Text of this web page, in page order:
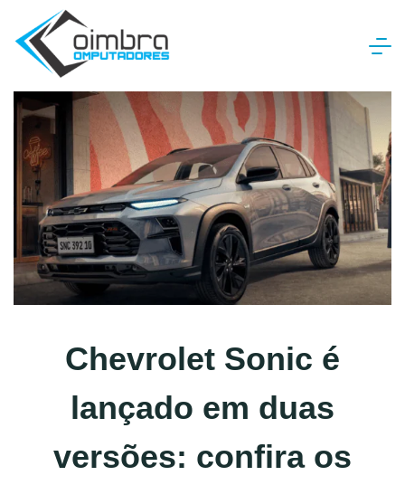
Coimbra
Computadores
Chevrolet Sonic é
lançado em duas
versões: confira os